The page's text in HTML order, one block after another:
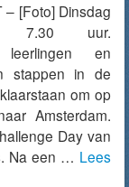
– [Foto] Dinsdag
7.30 uur.
leerlingen en
stappen in de
om op
Amsterdam.
Day van
Na een … Lees